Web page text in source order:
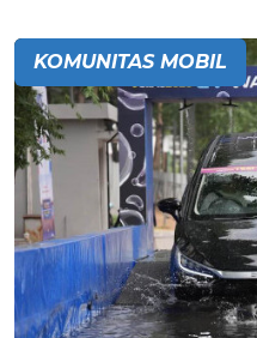
KOMUNITAS MOBIL